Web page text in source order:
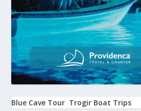
Blue Cave Tour Trogir Boat Trips